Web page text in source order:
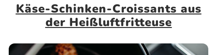
Käse-Schinken-Croissants aus
der Heißluftfritteuse